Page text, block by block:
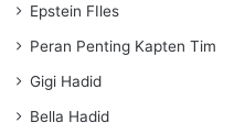
Epstein FIles
Peran Penting Kapten Tim
Gigi Hadid
Bella Hadid